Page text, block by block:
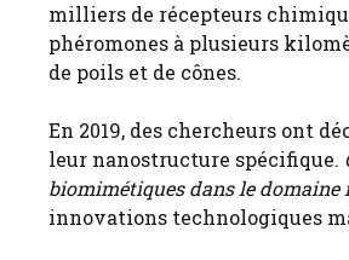
milliers de récepteurs
phéromones à plusieurs
de poils et de cônes.
En 2019, des chercheurs ont
leur nanostructure spécifique.
biomimétiques dans le domaine
innovations technologiques